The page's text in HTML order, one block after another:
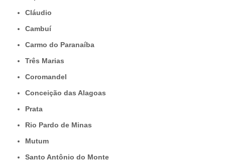
Cláudio
Cambuí
Carmo do Paranaíba
Três Marias
Coromandel
Conceição das Alagoas
Prata
Rio Pardo de Minas
Mutum
Santo Antônio do Monte